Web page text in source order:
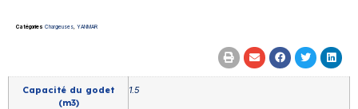
Catégories Chargeuses, YANMAR
Capacité du godet
(m3)
1.5